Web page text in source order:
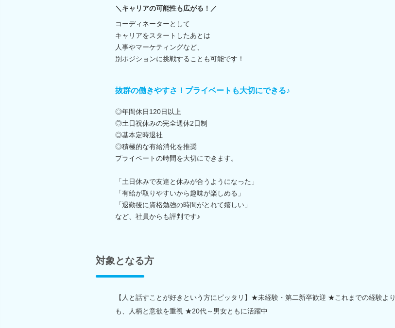
＼キャリアの可能性も広がる！／
コーディネーターとして
キャリアをスタートしたあとは
人事やマーケティングなど、
別ポジションに挑戦することも可能です！
抜群の働きやすさ！プライベートも大切にできる♪
◎年間休日120日以上
◎土日祝休みの完全週休2日制
◎基本定時退社
◎積極的な有給消化を推奨
プライベートの時間を大切にできます。
「土日休みで友達と休みが合うようになった」
「有給が取りやすいから趣味が楽しめる」
「退勤後に資格勉強の時間がとれて嬉しい」
など、社員からも評判です♪
対象となる方
【人と話すことが好きという方にピッタリ】★未経験・第二新卒歓迎 ★これまでの経験より
も、人柄と意欲を重視 ★20代～男女ともに活躍中